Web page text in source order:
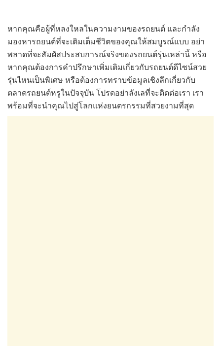
หากคุณคือผู้ที่หลงใหลในความงามของรถยนต์ และกำลัง
มองหารถยนต์ที่จะเติมเต็มชีวิตของคุณให้สมบูรณ์แบบ อย่า
พลาดที่จะสัมผัสประสบการณ์จริงของรถยนต์รุ่นเหล่านี้ หรือ
หากคุณต้องการคำปรึกษาเพิ่มเติมเกี่ยวกับรถยนต์ดีไซน์สวย
รุ่นไหนเป็นพิเศษ หรือต้องการทราบข้อมูลเชิงลึกเกี่ยวกับ
ตลาดรถยนต์หรูในปัจจุบัน โปรดอย่าลังเลที่จะติดต่อเรา เรา
พร้อมที่จะนำคุณไปสู่โลกแห่งยนตรกรรมที่สวยงามที่สุด